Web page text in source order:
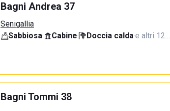
Bagni Andrea 37
Senigallia
Sabbiosa· Cabine· Doccia calda·e altri 12…
Bagni Tommi 38